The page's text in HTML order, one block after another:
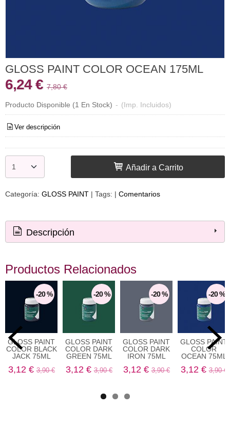
GLOSS PAINT COLOR OCEAN 175ML
6,24 € 7,80 €
Producto Disponible (1 En Stock) - (Imp. Incluidos)
Ver descripción
Añadir a Carrito
Categoría: GLOSS PAINT | Tags: | Comentarios
Descripción
Productos Relacionados
-20 %
GLOSS PAINT
COLOR BLACK
JACK 75ML
3,12 €3,90 €
-20 %
GLOSS PAINT
COLOR DARK
GREEN 75ML
3,12 €3,90 €
-20 %
GLOSS PAINT
COLOR DARK
IRON 75ML
3,12 €3,90 €
-20 %
GLOSS PAINT
COLOR
OCEAN 75ML
3,12 €3,90 €